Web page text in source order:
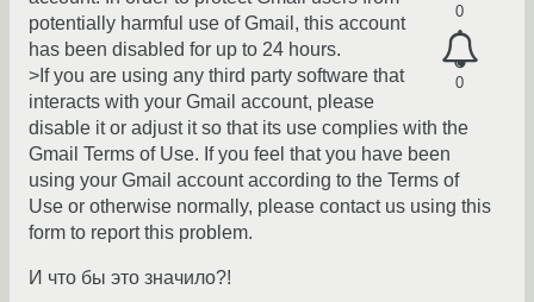
0
0
potentially harmful use of Gmail, this account
has been disabled for up to 24 hours.
>If you are using any third party software that
interacts with your Gmail account, please
disable it or adjust it so that its use complies with the
Gmail Terms of Use. If you feel that you have been
using your Gmail account according to the Terms of
Use or otherwise normally, please contact us using this
form to report this problem.
И что бы это значило?!